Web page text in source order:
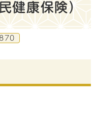
健康保険）